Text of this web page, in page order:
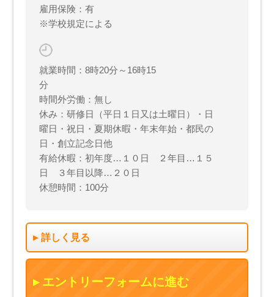
雇用保険：有
※学校規定による
就業時間：8時20分～16時15
分
時間外労働：無し
休み：研修日（平日１日又は土曜日）・日
曜日・祝日・夏期休暇・年末年始・都民の
日・創立記念日他
有給休暇：初年度…１０日 ２年目…１５
日 ３年目以降…２０日
休憩時間：100分
詳しく見る
エントリーフォームに進む